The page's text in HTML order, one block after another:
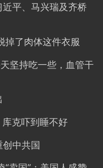
平、马兴瑞及齐桥
掉了肉体这件衣服
坚持吃一些，血管干
克吓到睡不好
中共国